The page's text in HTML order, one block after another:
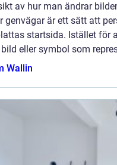
av hur man ändrar
genvägar är ett sätt att
startsida. Istället för
eller symbol som
Wallin